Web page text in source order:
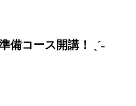
備コース開講！ ˎˊ˗